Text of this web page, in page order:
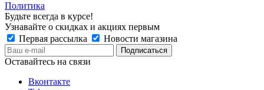
Политика
Будьте всегда в курсе!
Узнавайте о скидках и акциях первым
Первая рассылка
Новости магазина
Оставайтесь на связи
Вконтакте